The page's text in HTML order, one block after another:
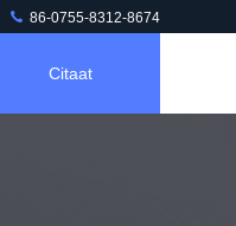
86-0755-8312-8674
Citaat